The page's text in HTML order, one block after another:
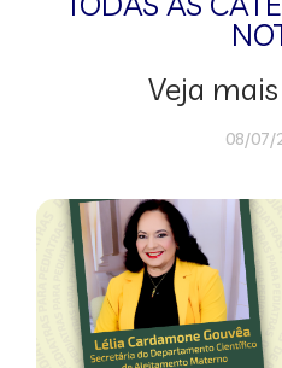
Veja
08/07/